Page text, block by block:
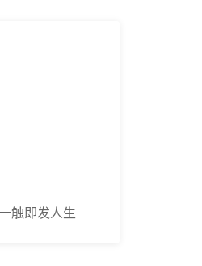
触即发人生